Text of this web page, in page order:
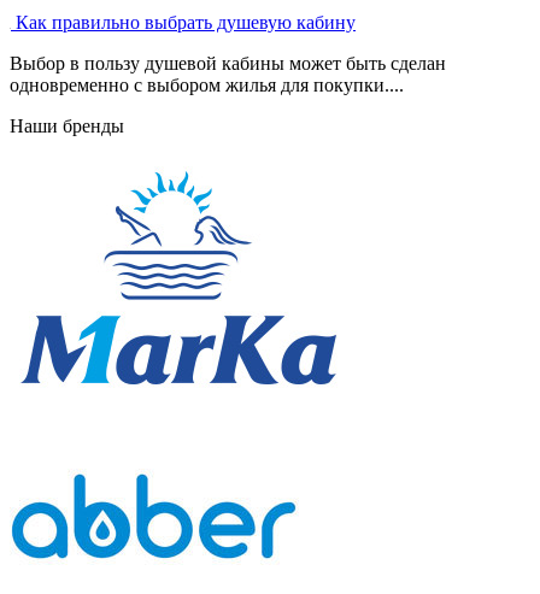
Как правильно выбрать душевую кабину
Выбор в пользу душевой кабины может быть сделан
одновременно с выбором жилья для покупки....
Наши бренды